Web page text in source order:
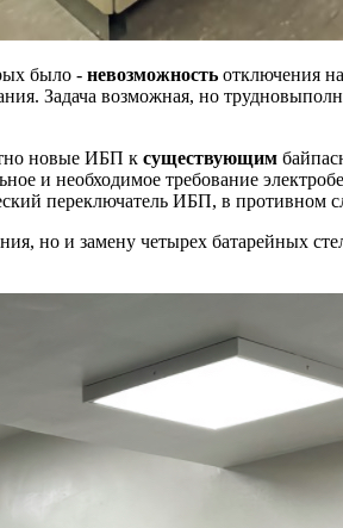
было - невозможность отключения
Задача возможная, но
новые ИБП к существующим
и необходимое требование
переключатель ИБП, в противном
но и замену четырех батарейных